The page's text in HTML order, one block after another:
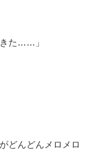
きた……」
どんどんメロメロ